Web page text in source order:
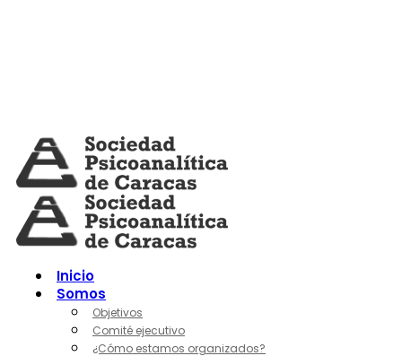
Inicio
Somos
Objetivos
Comité ejecutivo
¿Cómo estamos organizados?